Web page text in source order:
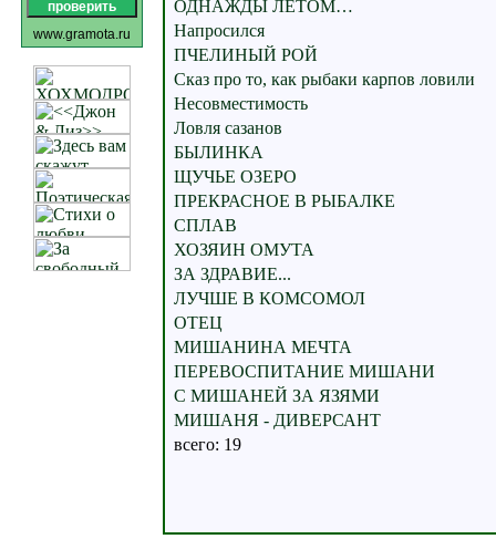
www.gramota.ru
ОДНАЖДЫ ЛЕТОМ…
Напросился
ПЧЕЛИНЫЙ РОЙ
Сказ про то, как рыбаки карпов ловили
Несовместимость
Ловля сазанов
БЫЛИНКА
ЩУЧЬЕ ОЗЕРО
ПРЕКРАСНОЕ В РЫБАЛКЕ
СПЛАВ
ХОЗЯИН ОМУТА
ЗА ЗДРАВИЕ...
ЛУЧШЕ В КОМСОМОЛ
ОТЕЦ
МИШАНИНА МЕЧТА
ПЕРЕВОСПИТАНИЕ МИШАНИ
С МИШАНЕЙ ЗА ЯЗЯМИ
МИШАНЯ - ДИВЕРСАНТ
всего: 19